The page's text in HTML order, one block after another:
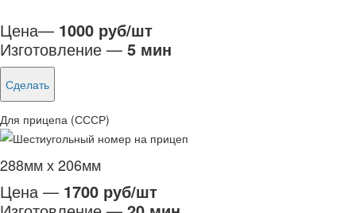
Цена— 1000 руб/шт
Изготовление — 5 мин
Сделать
Для прицепа (СССР)
288мм х 206мм
Цена — 1700 руб/шт